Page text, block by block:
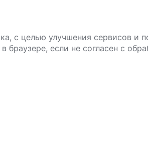
с целью улучшения сервисов и
браузере, если не согласен с